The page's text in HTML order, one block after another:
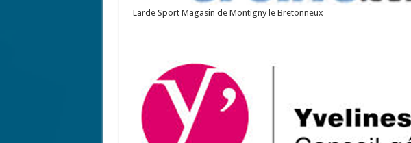
Larde Sport Magasin de Montigny le Bretonneux